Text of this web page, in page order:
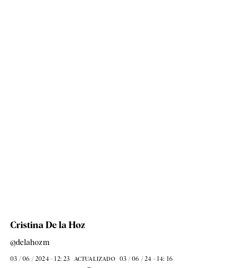
Cristina De la Hoz
@delahozm
03 / 06 / 2024 - 12: 23 ACTUALIZADO 03 / 06 / 24 - 14: 16